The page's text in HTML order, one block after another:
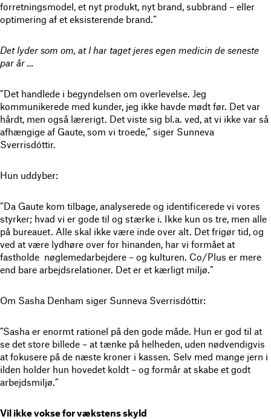
forretningsmodel, et nyt produkt, nyt brand, subbrand – eller
optimering af et eksisterende brand.”
Det lyder som om, at I har taget jeres egen medicin de seneste
par år …
”Det handlede i begyndelsen om overlevelse. Jeg
kommunikerede med kunder, jeg ikke havde mødt før. Det var
hårdt, men også lærerigt. Det viste sig bl.a. ved, at vi ikke var så
afhængige af Gaute, som vi troede,” siger Sunneva
Sverrisdóttir.
Hun uddyber:
”Da Gaute kom tilbage, analyserede og identificerede vi vores
styrker; hvad vi er gode til og stærke i. Ikke kun os tre, men alle
på bureauet. Alle skal ikke være inde over alt. Det frigør tid, og
ved at være lydhøre over for hinanden, har vi formået at
fastholde nøglemedarbejdere – og kulturen. Co/Plus er mere
end bare arbejdsrelationer. Det er et kærligt miljø.”
Om Sasha Denham siger Sunneva Sverrisdóttir:
”Sasha er enormt rationel på den gode måde. Hun er god til at
se det store billede – at tænke på helheden, uden nødvendigvis
at fokusere på de næste kroner i kassen. Selv med mange jern i
ilden holder hun hovedet koldt – og formår at skabe et godt
arbejdsmiljø.”
Vil ikke vokse for vækstens skyld